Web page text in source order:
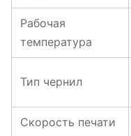
Рабочая
температура
Тип чернил
Скорость печати